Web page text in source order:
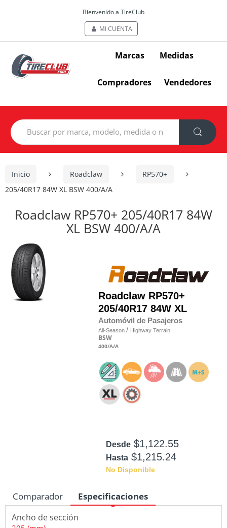
Bienvenido a TireClub
MI CUENTA
Marcas Medidas
Compradores Vendedores
Search
for:
Inicio Roadclaw
RP570+
205/40R17 84W XL BSW 400/A/A
Roadclaw RP570+ 205/40R17 84W
XL BSW 400/A/A
Roadclaw RP570+
205/40R17 84W XL
Automóvil de Pasajeros
All-Season / Highway Terrain
BSW
400/A/A
Desde $1,122.55
Hasta $1,215.24
No Disponible
Comparador Especificaciones
Ancho de sección